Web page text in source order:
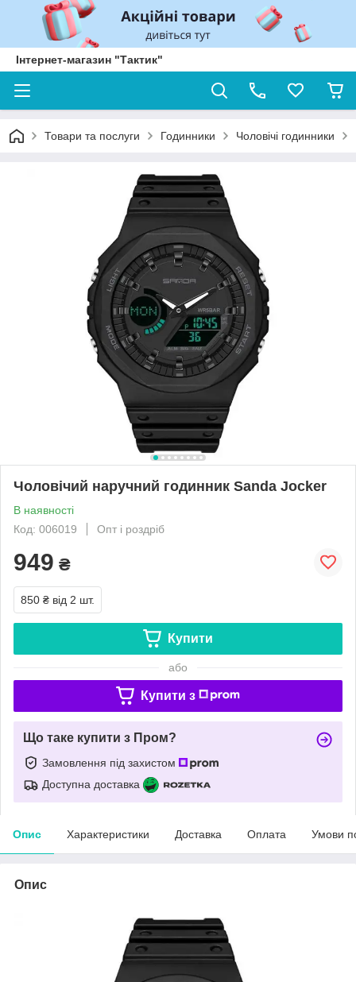
Інтернет-магазин "Тактик"
Товари та послуги Годинники Чоловічі годинники
Чоловічий наручний годинник Sanda Jocker
В наявності
Код: 006019
Опт і роздріб
949 ₴
850 ₴ від 2 шт.
Купити
або
Купити з
Що таке купити з Пром?
Замовлення під захистом
Доступна доставка
Опис Характеристики Доставка Оплата Умови
Опис